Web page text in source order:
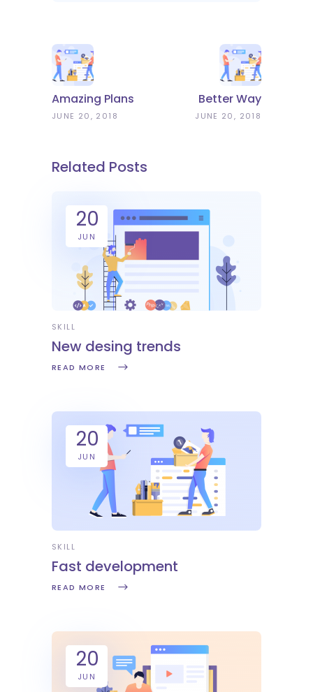
Amazing Plans
JUNE 20, 2018
Better Way
JUNE 20, 2018
Related Posts
20
JUN
SKILL
New desing trends
READ MORE
20
JUN
SKILL
Fast development
READ MORE
20
JUN